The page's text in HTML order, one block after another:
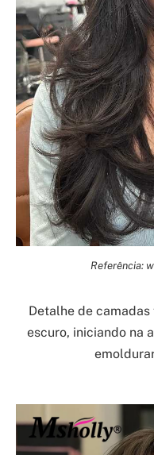
Referência:
Detalhe de
escuro, iniciando na